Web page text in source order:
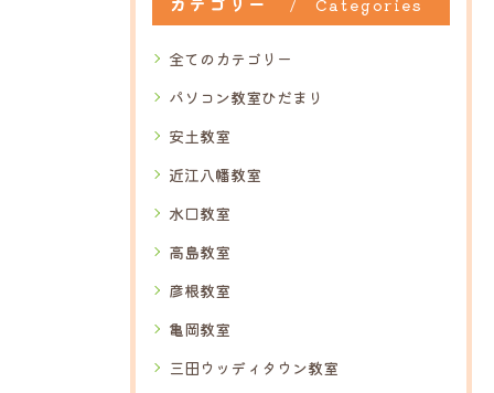
全てのカテゴリー
パソコン教室ひだまり
安土教室
近江八幡教室
水口教室
高島教室
彦根教室
亀岡教室
三田ウッディタウン教室